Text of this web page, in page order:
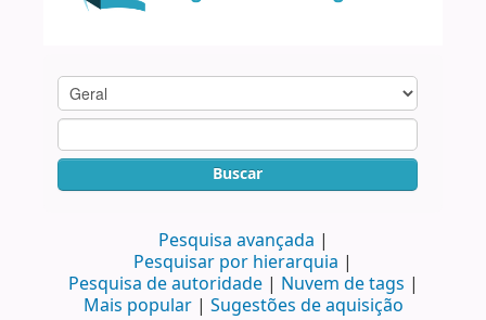
Buscar
Pesquisa avançada
Pesquisar por hierarquia
Pesquisa de autoridade
Nuvem de tags
Mais popular
Sugestões de aquisição